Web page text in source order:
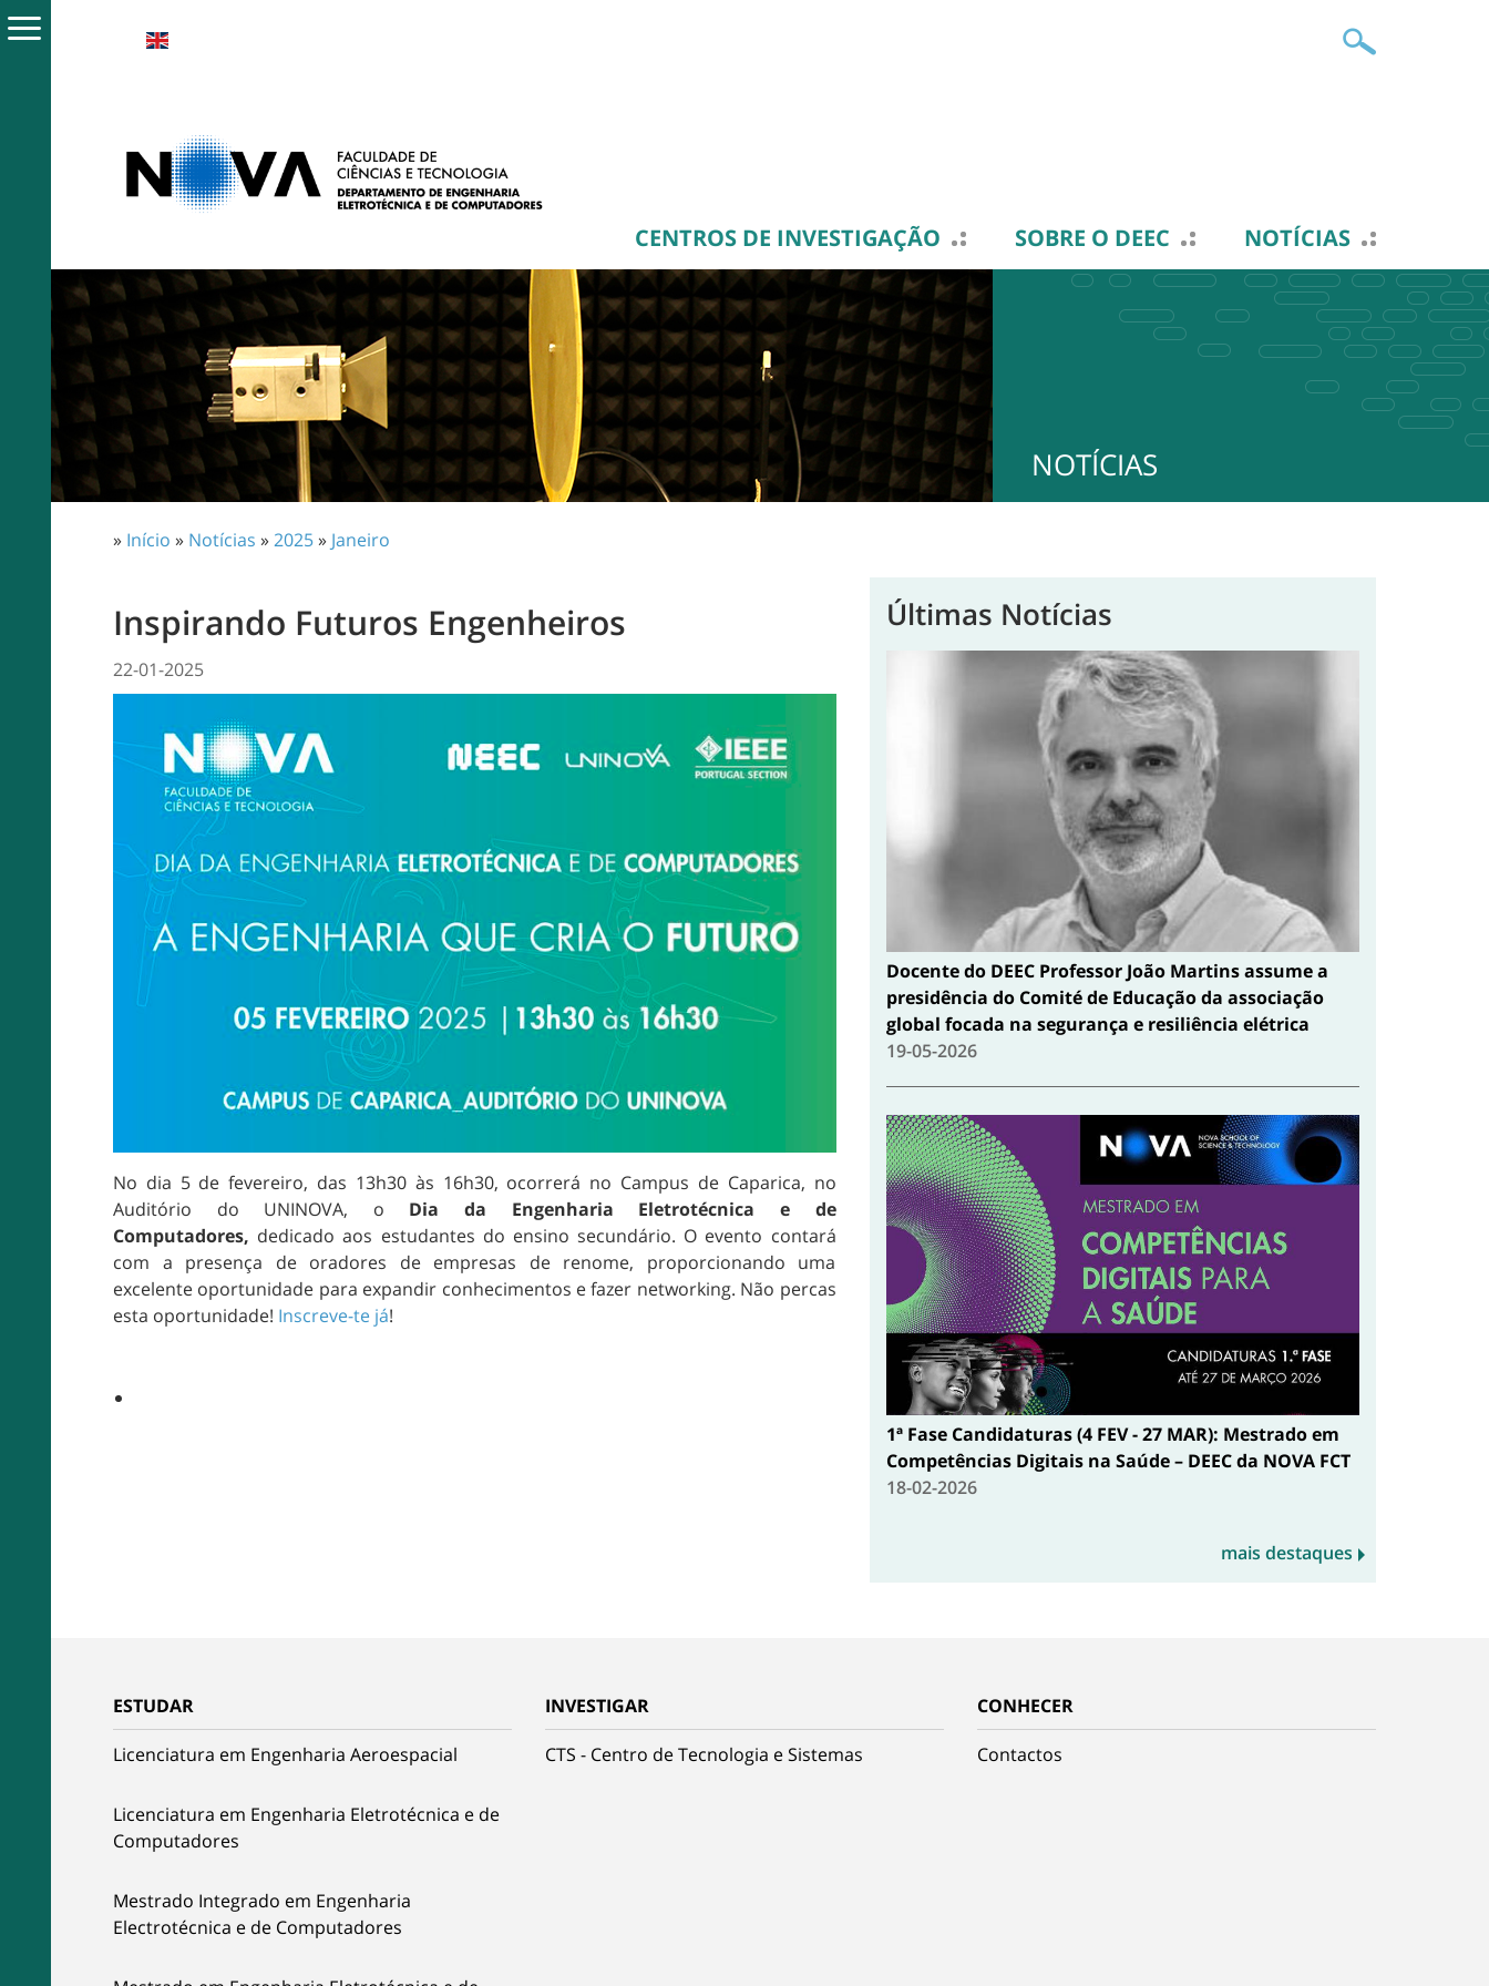
CENTROS DE INVESTIGAÇÃO SOBRE O DEEC NOTÍCIAS
NOTÍCIAS
» Início » Notícias »2025» Janeiro
Inspirando Futuros Engenheiros
22-01-2025
No dia 5 de fevereiro, das 13h30 às 16h30, ocorrerá no Campus de Caparica, no
Auditório do UNINOVA, o Dia da Engenharia Eletrotécnica e de
Computadores, dedicado aos estudantes do ensino secundário. O evento contará
com a presença de oradores de empresas de renome, proporcionando uma
excelente oportunidade para expandir conhecimentos e fazer networking. Não percas
esta oportunidade! Inscreve-te já!
Últimas Notícias
Docente do DEEC Professor João Martins assume a
presidência do Comité de Educação da associação
global focada na segurança e resiliência elétrica
19-05-2026
1ª Fase Candidaturas (4 FEV - 27 MAR): Mestrado em
Competências Digitais na Saúde – DEEC da NOVA FCT
18-02-2026
mais destaques
ESTUDAR
Licenciatura em Engenharia Aeroespacial
Licenciatura em Engenharia Eletrotécnica e de
Computadores
Mestrado Integrado em Engenharia
Electrotécnica e de Computadores
INVESTIGAR
CTS - Centro de Tecnologia e Sistemas
CONHECER
Contactos